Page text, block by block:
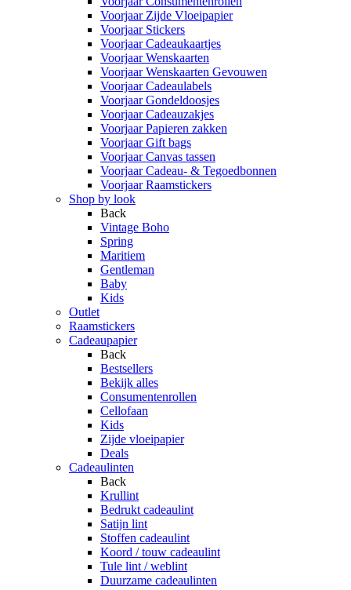
Voorjaar Zijde Vloeipapier
Voorjaar Stickers
Voorjaar Cadeaukaartjes
Voorjaar Wenskaarten
Voorjaar Wenskaarten Gevouwen
Voorjaar Cadeaulabels
Voorjaar Gondeldoosjes
Voorjaar Cadeauzakjes
Voorjaar Papieren zakken
Voorjaar Gift bags
Voorjaar Canvas tassen
Voorjaar Cadeau- & Tegoedbonnen
Voorjaar Raamstickers
Shop by look
Back
Vintage Boho
Spring
Maritiem
Gentleman
Baby
Kids
Outlet
Raamstickers
Cadeaupapier
Back
Bestsellers
Bekijk alles
Consumentenrollen
Cellofaan
Kids
Zijde vloeipapier
Deals
Cadeaulinten
Back
Krullint
Bedrukt cadeaulint
Satijn lint
Stoffen cadeaulint
Koord / touw cadeaulint
Tule lint / weblint
Duurzame cadeaulinten